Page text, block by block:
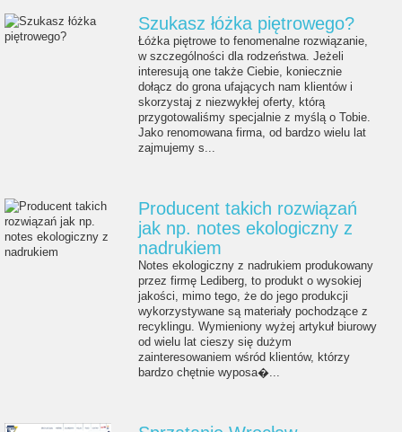
Szukasz łóżka piętrowego?
Łóżka piętrowe to fenomenalne rozwiązanie,
w szczególności dla rodzeństwa. Jeżeli
interesują one także Ciebie, koniecznie
dołącz do grona ufających nam klientów i
skorzystaj z niezwykłej oferty, którą
przygotowaliśmy specjalnie z myślą o Tobie.
Jako renomowana firma, od bardzo wielu lat
zajmujemy s...
Producent takich rozwiązań
jak np. notes ekologiczny z
nadrukiem
Notes ekologiczny z nadrukiem produkowany
przez firmę Lediberg, to produkt o wysokiej
jakości, mimo tego, że do jego produkcji
wykorzystywane są materiały pochodzące z
recyklingu. Wymieniony wyżej artykuł biurowy
od wielu lat cieszy się dużym
zainteresowaniem wśród klientów, którzy
bardzo chętnie wyposa�...